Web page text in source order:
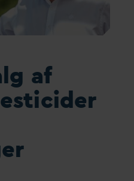
af